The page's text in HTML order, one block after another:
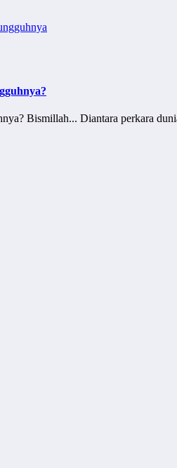
Bismillah... Diantara perkara